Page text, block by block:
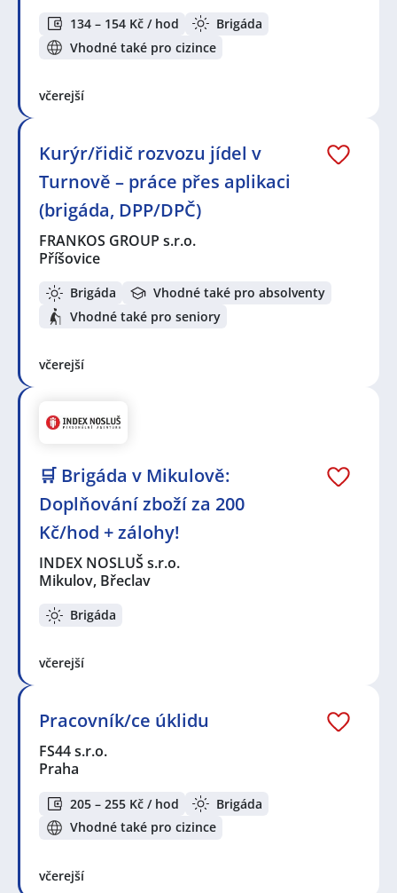
134 – 154 Kč / hod
Brigáda
Vhodné také pro cizince
včerejší
Kurýr/řidič rozvozu jídel v
Turnově – práce přes aplikaci
(brigáda, DPP/DPČ)
FRANKOS GROUP s.r.o.
Příšovice
Brigáda
Vhodné také pro absolventy
Vhodné také pro seniory
včerejší
🛒 Brigáda v Mikulově:
Doplňování zboží za 200
Kč/hod + zálohy!
INDEX NOSLUŠ s.r.o.
Mikulov, Břeclav
Brigáda
včerejší
Pracovník/ce úklidu
FS44 s.r.o.
Praha
205 – 255 Kč / hod
Brigáda
Vhodné také pro cizince
včerejší